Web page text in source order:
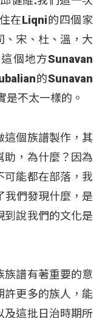
在Liqni的四個家
、宋、杜、溫，大
個地方Sunavan
的Sunavan
不太一樣的。
這個族譜製作，其
助，為什麼？因為
可能都在部落，我
我們發現什麼，是
到說我們的文化是
族譜有著重要的意
許更多的族人，能
及這批日治時期所